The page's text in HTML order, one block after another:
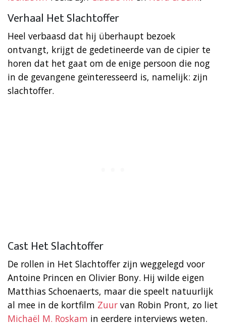
Verhaal Het Slachtoffer
Heel verbaasd dat hij überhaupt bezoek
ontvangt, krijgt de gedetineerde van de cipier te
horen dat het gaat om de enige persoon die nog
in de gevangene geïnteresseerd is, namelijk: zijn
slachtoffer.
Cast Het Slachtoffer
De rollen in Het Slachtoffer zijn weggelegd voor
Antoine Princen en Olivier Bony. Hij wilde eigen
Matthias Schoenaerts, maar die speelt natuurlijk
al mee in de kortfilm Zuur van Robin Pront, zo liet
Michaël M. Roskam in eerdere interviews weten.